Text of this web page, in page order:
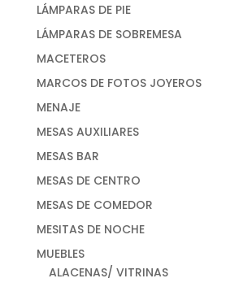
LÁMPARAS DE PIE
LÁMPARAS DE SOBREMESA
MACETEROS
MARCOS DE FOTOS JOYEROS
MENAJE
MESAS AUXILIARES
MESAS BAR
MESAS DE CENTRO
MESAS DE COMEDOR
MESITAS DE NOCHE
MUEBLES
ALACENAS/ VITRINAS